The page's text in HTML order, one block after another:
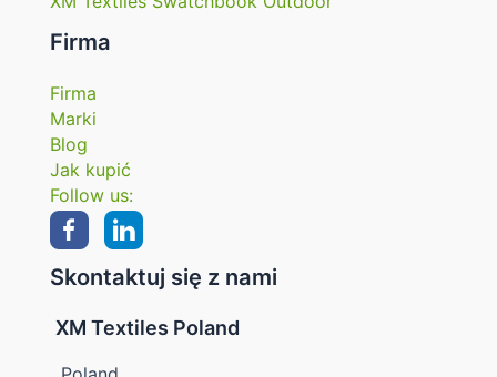
Firma
Firma
Marki
Blog
Jak kupić
Follow us:
Skontaktuj się z nami
XM Textiles Poland